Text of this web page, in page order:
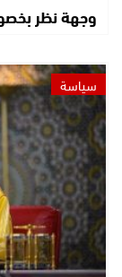
وجهة نظر
سياسة